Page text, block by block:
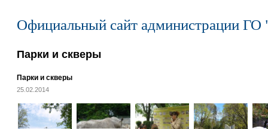
Официальный сайт администрации ГО
Парки и скверы
Парки и скверы
25.02.2014